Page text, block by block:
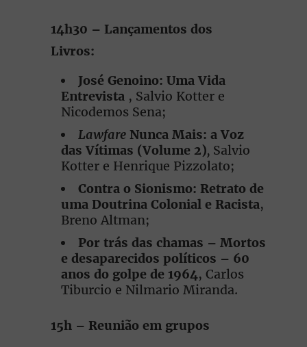
14h30 – Lançamentos dos
Livros:
José Genoino: Uma Vida
Entrevista , Salvio Kotter e
Nicodemos Sena;
Lawfare Nunca Mais: a Voz
das Vítimas (Volume 2), Salvio
Kotter e Henrique Pizzolato;
Contra o Sionismo: Retrato de
uma Doutrina Colonial e Racista,
Breno Altman;
Por trás das chamas – Mortos
e desaparecidos políticos – 60
anos do golpe de 1964, Carlos
Tiburcio e Nilmario Miranda.
15h – Reunião em grupos